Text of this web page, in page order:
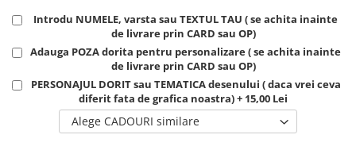
Seturi elegante femei
Umbrele
Pijamale BIG SIZE femei
Cadouri ocazii speciale
Tricouri de craciun
Introdu NUMELE, varsta sau TEXTUL TAU ( se achita inainte
de livrare prin CARD sau OP)
Adauga POZA dorita pentru personalizare ( se achita inainte
de livrare prin CARD sau OP)
PERSONAJUL DORIT sau TEMATICA desenului ( daca vrei ceva
diferit fata de grafica noastra) + 15,00 Lei
Alege CADOURI similare